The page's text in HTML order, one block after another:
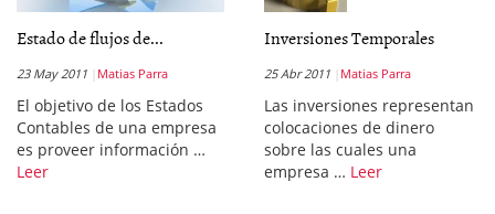
Estado de flujos de...
23 May 2011 Matias Parra
El objetivo de los Estados
Contables de una empresa
es proveer información …
Leer
Inversiones Temporales
25 Abr 2011 Matias Parra
Las inversiones representan
colocaciones de dinero
sobre las cuales una
empresa … Leer